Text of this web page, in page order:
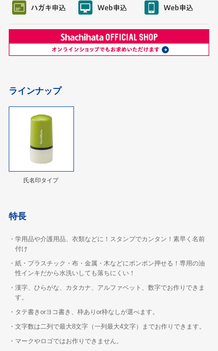
ラインナップ
氏名印タイプ
特長
・学用品や介護用品、衣類などに！スタンプでカンタン！素早く名前
付け
・紙・プラスチック・布・金属・木などにポンポン押せる！専用の油
性インキだから水洗いしても落ちにくい！
・漢字、ひらがな、カタカナ、アルファベット、数字でお作りできま
す。
・タテ書きorヨコ書き、枠ありor枠なしが選べます。
・文字数は二列で最大8文字（一列最大4文字）までお作りできます。
・マークやロゴではお作りできません。